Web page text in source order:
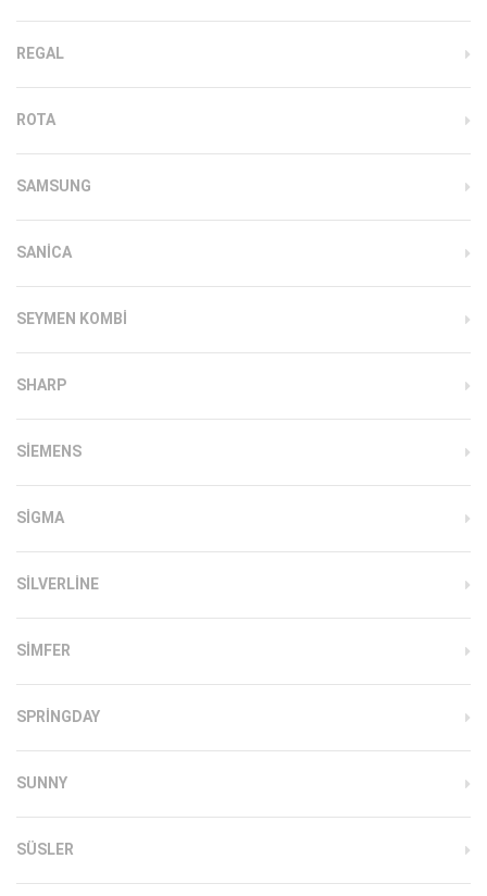
REGAL
ROTA
SAMSUNG
SANICA
SEYMEN KOMBI
SHARP
SIEMENS
SIGMA
SILVERLINE
SIMFER
SPRINGDAY
SUNNY
SÜSLER